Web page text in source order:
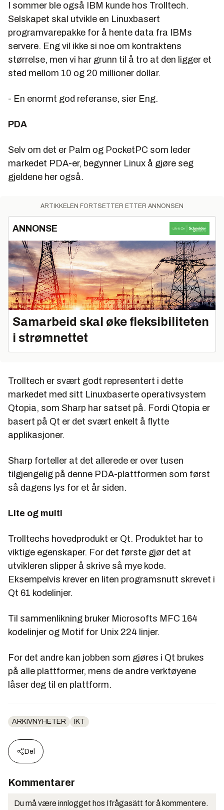
I sommer ble også IBM kunde hos Trolltech.
Selskapet skal utvikle en Linuxbasert
programvarepakke for å hente data fra IBMs
servere. Eng vil ikke si noe om kontraktens
størrelse, men vi har grunn til å tro at den ligger et
sted mellom 10 og 20 millioner dollar.
- En enormt god referanse, sier Eng.
PDA
Selv om det er Palm og PocketPC som leder
markedet PDA-er, begynner Linux å gjøre seg
gjeldene her også.
ARTIKKELEN FORTSETTER ETTER ANNONSEN
ANNONSE
Samarbeid skal øke fleksibiliteten
i strømnettet
Trolltech er svært godt representert i dette
markedet med sitt Linuxbaserte operativsystem
Qtopia, som Sharp har satset på. Fordi Qtopia er
basert på Qt er det svært enkelt å flytte
applikasjoner.
Sharp forteller at det allerede er over tusen
tilgjengelig på denne PDA-plattformen som først
så dagens lys for et år siden.
Lite og multi
Trolltechs hovedprodukt er Qt. Produktet har to
viktige egenskaper. For det første gjør det at
utvikleren slipper å skrive så mye kode.
Eksempelvis krever en liten programsnutt skrevet i
Qt 61 kodelinjer.
Til sammenlikning bruker Microsofts MFC 164
kodelinjer og Motif for Unix 224 linjer.
For det andre kan jobben som gjøres i Qt brukes
på alle plattformer, mens de andre verktøyene
låser deg til en plattform.
ARKIVNYHETER IKT
Del
Kommentarer
Du må være innlogget hos Ifrågasätt for å kommentere.